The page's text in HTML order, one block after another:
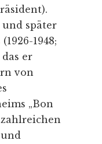
später
(1926-1948;
er
von
„Bon